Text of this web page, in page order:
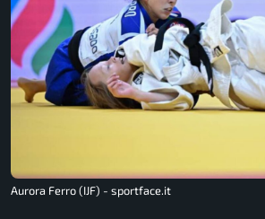
Aurora Ferro (IJF) - sportface.it